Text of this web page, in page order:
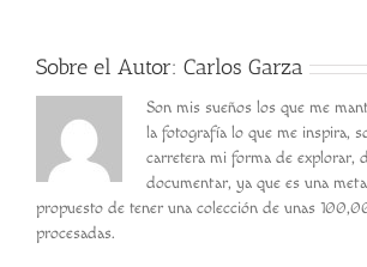
Sobre el Autor: Carlos Garza
Son mis sueños los que me
la fotografía lo que me inspira,
carretera mi forma de explorar,
documentar, ya que es una
propuesto de tener una colección de unas
procesadas.